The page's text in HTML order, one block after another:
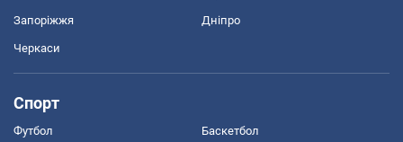
Запоріжжя Дніпро
Черкаси
Спорт
Футбол Баскетбол